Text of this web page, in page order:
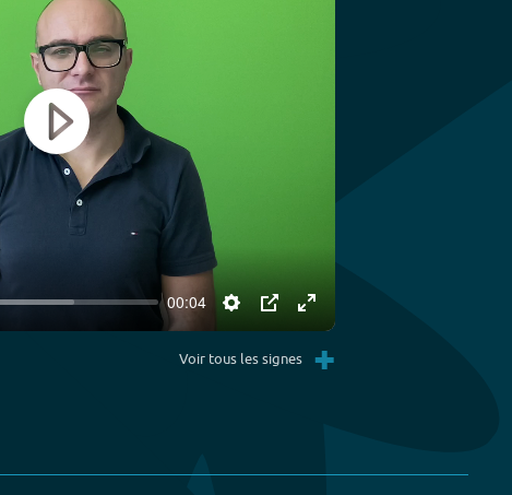
00:04
Settings
PIP Enter
fullscreen
Play
Voir tous les signes +